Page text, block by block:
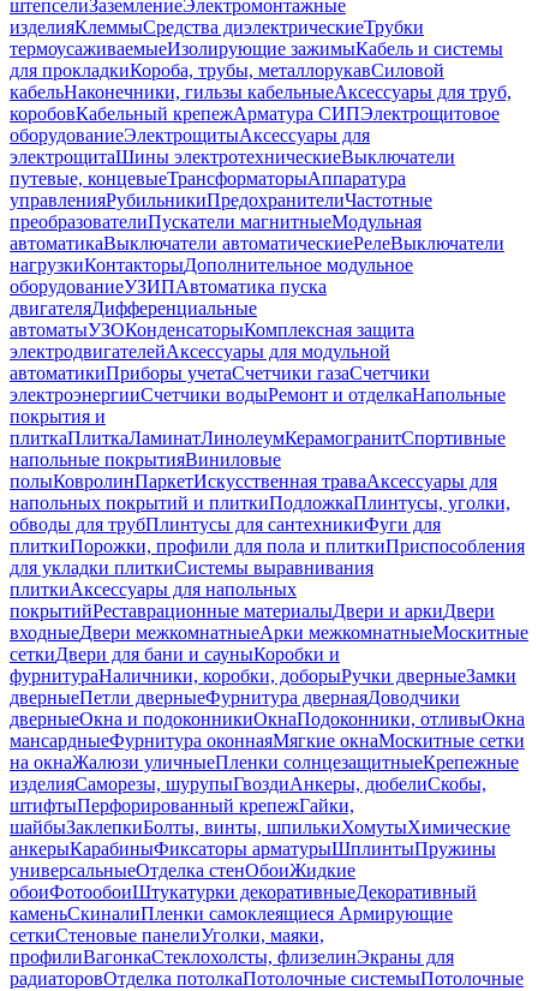
штепселиЗаземлениеЭлектромонтажные
изделияКлеммыСредства диэлектрическиеТрубки
термоусаживаемыеИзолирующие зажимыКабель и системы
для прокладкиКороба, трубы, металлорукавСиловой
кабельНаконечники, гильзы кабельныеАксессуары для труб,
коробовКабельный крепежАрматура СИПЭлектрощитовое
оборудованиеЭлектрощитыАксессуары для
электрощитаШины электротехническиеВыключатели
путевые, концевыеТрансформаторыАппаратура
управленияРубильникиПредохранителиЧастотные
преобразователиПускатели магнитныеМодульная
автоматикаВыключатели автоматическиеРелеВыключатели
нагрузкиКонтакторыДополнительное модульное
оборудованиеУЗИПАвтоматика пуска
двигателяДифференциальные
автоматыУЗОКонденсаторыКомплексная защита
электродвигателейАксессуары для модульной
автоматикиПриборы учетаСчетчики газаСчетчики
электроэнергииСчетчики водыРемонт и отделкаНапольные
покрытия и
плиткаПлиткаЛаминатЛинолеумКерамогранитСпортивные
напольные покрытияВиниловые
полыКовролинПаркетИскусственная траваАксессуары для
напольных покрытий и плиткиПодложкаПлинтусы, уголки,
обводы для трубПлинтусы для сантехникиФуги для
плиткиПорожки, профили для пола и плиткиПриспособления
для укладки плиткиСистемы выравнивания
плиткиАксессуары для напольных
покрытийРеставрационные материалыДвери и аркиДвери
входныеДвери межкомнатныеАрки межкомнатныеМоскитные
сеткиДвери для бани и сауныКоробки и
фурнитураНаличники, коробки, доборыРучки дверныеЗамки
дверныеПетли дверныеФурнитура двернаяДоводчики
дверныеОкна и подоконникиОкнаПодоконники, отливыОкна
мансардныеФурнитура оконнаяМягкие окнаМоскитные сетки
на окнаЖалюзи уличныеПленки солнцезащитныеКрепежные
изделияСаморезы, шурупыГвоздиАнкеры, дюбелиСкобы,
штифтыПерфорированный крепежГайки,
шайбыЗаклепкиБолты, винты, шпилькиХомутыХимические
анкерыКарабиныФиксаторы арматурыШплинтыПружины
универсальныеОтделка стенОбоиЖидкие
обоиФотообоиШтукатурки декоративныеДекоративный
каменьСкиналиПленки самоклеящиеся Армирующие
сеткиСтеновые панелиУголки, маяки,
профилиВагонкаСтеклохолсты, флизелинЭкраны для
радиаторовОтделка потолкаПотолочные системыПотолочные